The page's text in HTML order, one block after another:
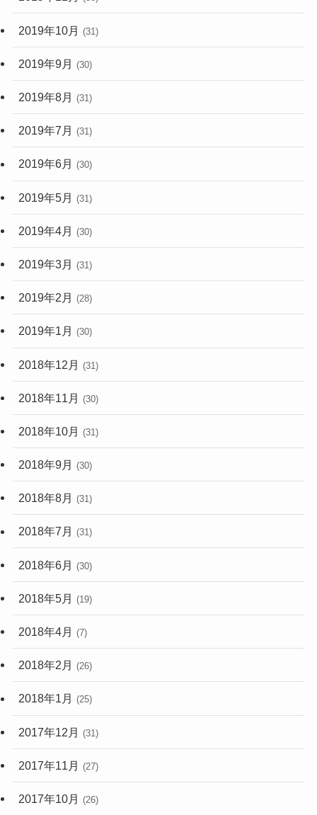
2019年10月 (31)
2019年9月 (30)
2019年8月 (31)
2019年7月 (31)
2019年6月 (30)
2019年5月 (31)
2019年4月 (30)
2019年3月 (31)
2019年2月 (28)
2019年1月 (30)
2018年12月 (31)
2018年11月 (30)
2018年10月 (31)
2018年9月 (30)
2018年8月 (31)
2018年7月 (31)
2018年6月 (30)
2018年5月 (19)
2018年4月 (7)
2018年2月 (26)
2018年1月 (25)
2017年12月 (31)
2017年11月 (27)
2017年10月 (26)